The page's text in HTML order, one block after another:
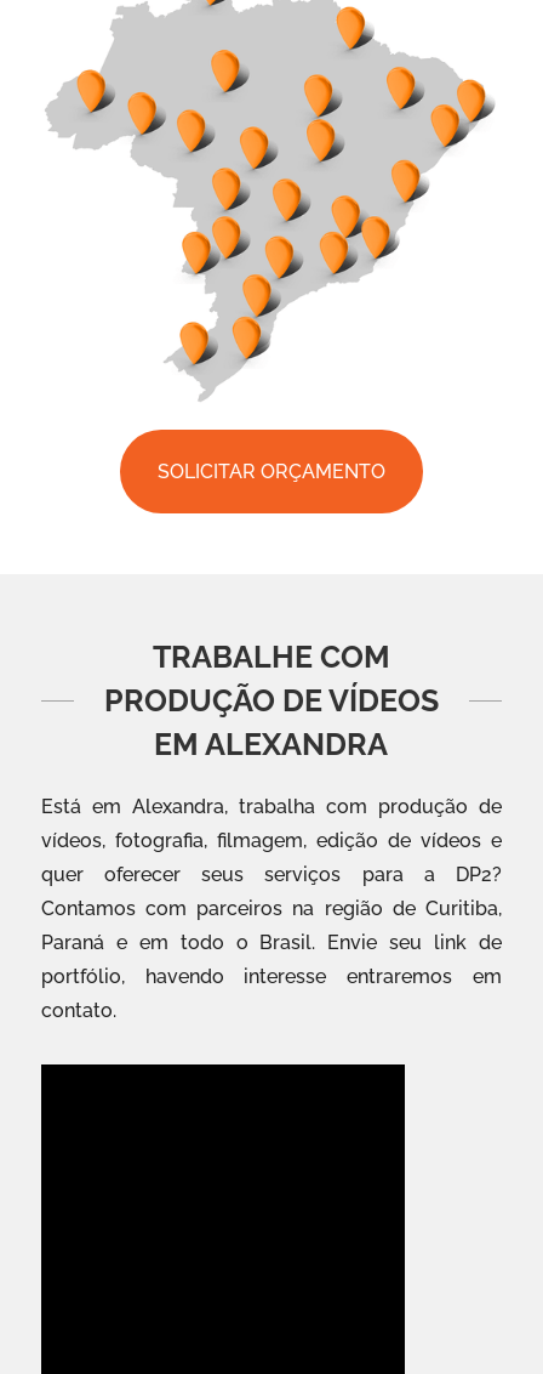
SOLICITAR ORÇAMENTO
TRABALHE COM
PRODUÇÃO DE VÍDEOS
EM ALEXANDRA
Está em Alexandra, trabalha com produção de
vídeos, fotografia, filmagem, edição de vídeos e
quer oferecer seus serviços para a DP2?
Contamos com parceiros na região de Curitiba,
Paraná e em todo o Brasil. Envie seu link de
portfólio, havendo interesse entraremos em
contato.